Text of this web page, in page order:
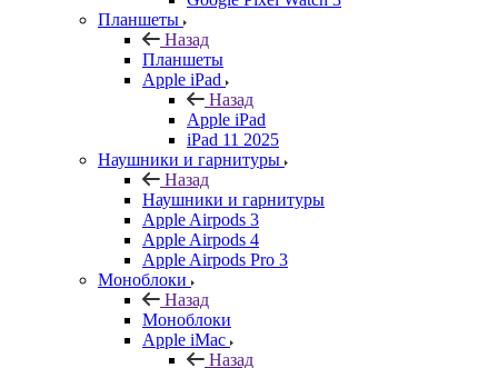
Планшеты
Назад
Планшеты
Apple iPad
Назад
Apple iPad
iPad 11 2025
Наушники и гарнитуры
Назад
Наушники и гарнитуры
Apple Airpods 3
Apple Airpods 4
Apple Airpods Pro 3
Моноблоки
Назад
Моноблоки
Apple iMac
Назад